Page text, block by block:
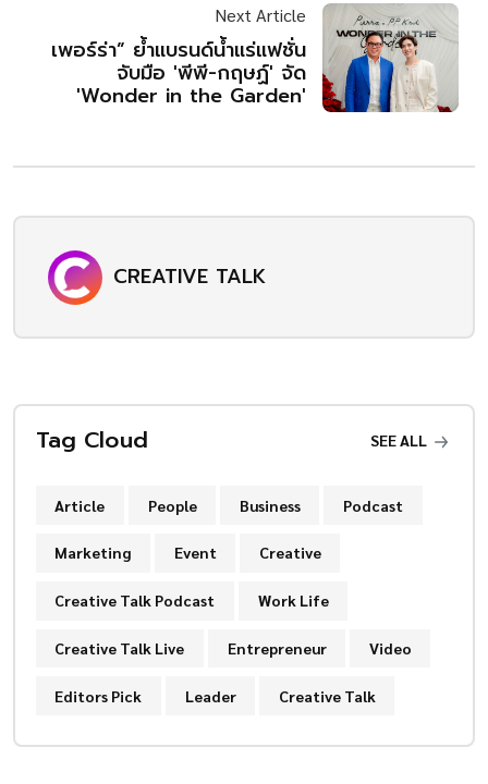
Next Article
เพอร์ร่า” ย้ำแบรนด์น้ำแร่แฟชั่น
จับมือ 'พีพี-กฤษฏ์' จัด
'Wonder in the Garden'
CREATIVE TALK
Tag Cloud SEE ALL
Article People Business Podcast
Marketing Event Creative
Creative Talk Podcast Work Life
Creative Talk Live Entrepreneur Video
Editors Pick Leader Creative Talk